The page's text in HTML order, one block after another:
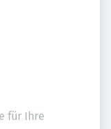
für Ihre